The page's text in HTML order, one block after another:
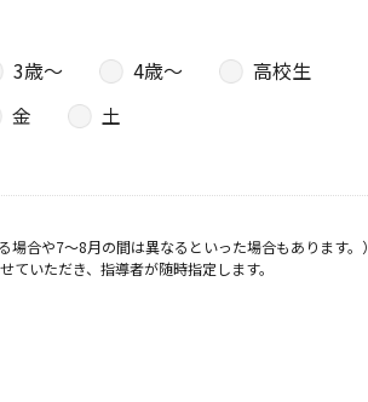
3歳〜 4歳〜
高校生
金
土
合や7～8月の間は異なるといった場合もあります。）
いただき、指導者が随時指定します。